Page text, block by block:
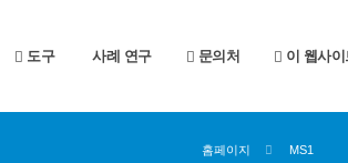
도구 사례 연구 문의처 이 웹사
홈페이지 MS1